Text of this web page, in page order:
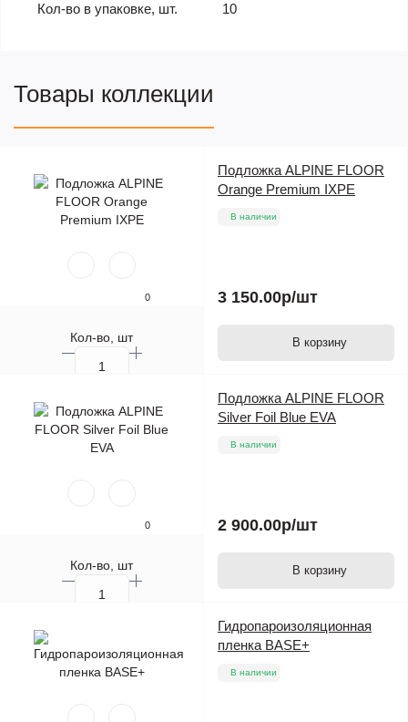
Кол-во в упаковке, шт. 10
Товары коллекции
0
Кол-во, шт
Подложка ALPINE FLOOR
Orange Premium IXPE
В наличии
3 150.00р/шт
В корзину
0
Кол-во, шт
Подложка ALPINE FLOOR
Silver Foil Blue EVA
В наличии
2 900.00р/шт
В корзину
Гидропароизоляционная
пленка BASE+
В наличии